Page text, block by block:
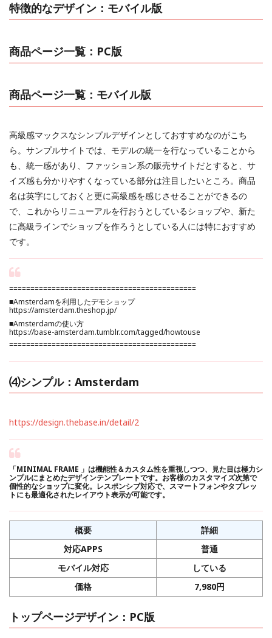
特徴的なデザイン：モバイル版
商品ページ一覧：PC版
商品ページ一覧：モバイル版
高級感マックスなシンプルデザインとしておすすめなのがこち
ら。サンプルサイトでは、モデルの統一を行なっていることから
も、統一感があり、ファッション系の販売サイトだとすると、サ
イズ感も分かりやすくなっている部分は注目したいところ。商品
名は英字にしておくと更に高級感を感じさせることができるの
で、これからリニューアルを行おうとしているショップや、新た
に高級ラインでショップを作ろうとしている人には特におすすめ
です。
============================================
■Amsterdamを利用したデモショップ
https://amsterdam.theshop.jp/
■Amsterdamの使い方
https://base-amsterdam.tumblr.com/tagged/howtouse
============================================
⑷シンプル：Amsterdam
https://design.thebase.in/detail/2
「MINIMAL FRAME 」は機能性＆カスタム性を重視しつつ、見た目は極力シ
ンプルにまとめたデザインテンプレートです。お客様のカスタマイズ次第で
個性的なショップに変化。レスポンシブ対応で、スマートフォンやタブレッ
トにも最適化されたレイアウト表示が可能です。
概要
詳細
対応APPS
普通
モバイル対応
している
価格
7,980円
トップページデザイン：PC版